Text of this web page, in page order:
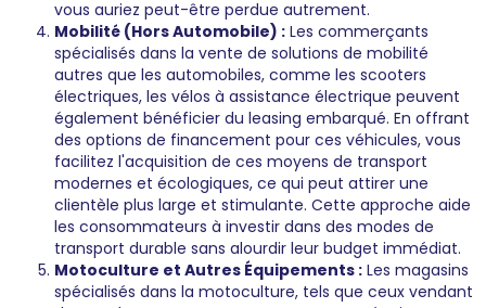
vous auriez peut-être perdue autrement.
Mobilité (Hors Automobile) : Les commerçants
spécialisés dans la vente de solutions de mobilité
autres que les automobiles, comme les scooters
électriques, les vélos à assistance électrique peuvent
également bénéficier du leasing embarqué. En offrant
des options de financement pour ces véhicules, vous
facilitez l'acquisition de ces moyens de transport
modernes et écologiques, ce qui peut attirer une
clientèle plus large et stimulante. Cette approche aide
les consommateurs à investir dans des modes de
transport durable sans alourdir leur budget immédiat.
Motoculture et Autres Équipements : Les magasins
spécialisés dans la motoculture, tels que ceux vendant